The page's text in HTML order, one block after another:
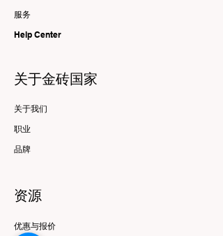
服务
Help Center
关于金砖国家
关于我们
职业
品牌
资源
优惠与报价